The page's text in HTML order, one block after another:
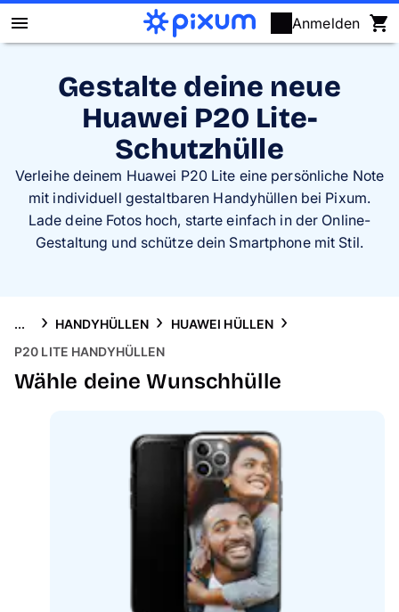
Anmelden
Wandbilder
Fotokalender
Grußkarten
Gestalte deine neue
Huawei P20 Lite-
Schutzhülle
Verleihe deinem Huawei P20 Lite eine persönliche Note
mit individuell gestaltbaren Handyhüllen bei Pixum.
Lade deine Fotos hoch, starte einfach in der Online-
Gestaltung und schütze dein Smartphone mit Stil.
... HANDYHÜLLEN
HUAWEI HÜLLEN
P20 LITE HANDYHÜLLEN
Wähle deine Wunschhülle